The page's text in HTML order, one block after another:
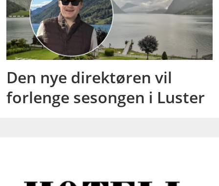
Den nye direktøren vil
forlenge sesongen i Luster